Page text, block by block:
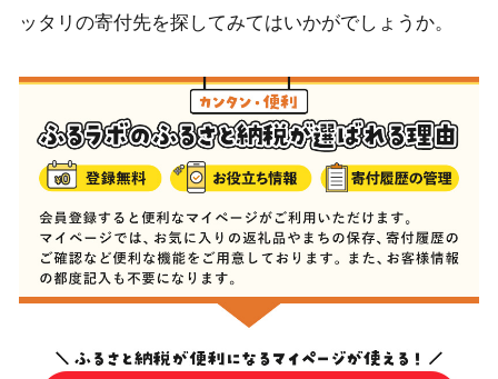
ッタリの寄付先を探してみてはいかがでしょうか。